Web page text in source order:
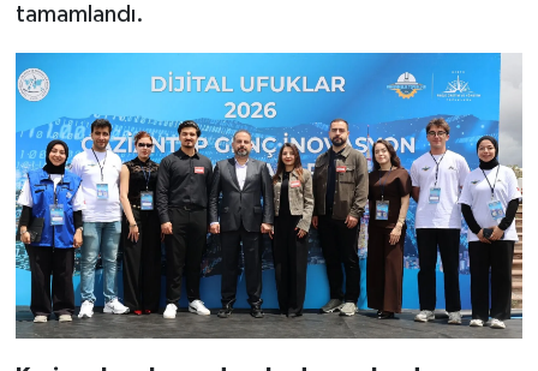
tamamlandı.